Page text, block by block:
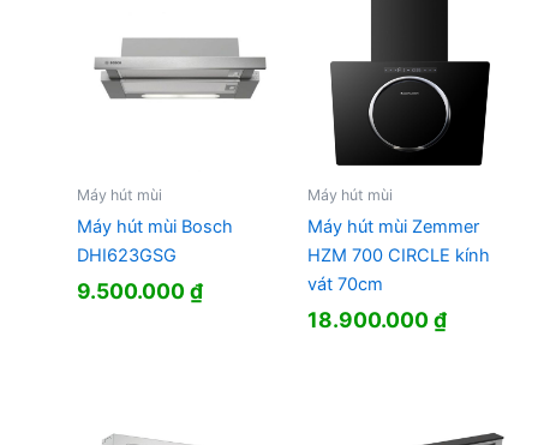
Máy hút mùi
Máy hút mùi Bosch
DHI623GSG
9.500.000₫
Máy hút mùi
Máy hút mùi Zemmer
HZM 700 CIRCLE kính
vát 70cm
18.900.000₫